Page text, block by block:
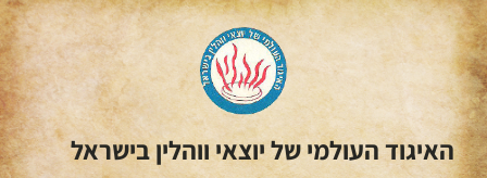
האיגוד העולמי של יוצאי ווהלין בישראל